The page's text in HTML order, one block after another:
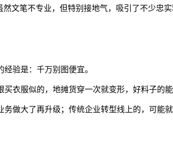
文笔不专业，但特别接地气，吸引了不少忠
验是：千万别图便宜。
衣服似的，地摊货穿一次就变形，好料子的
做大了再升级；传统企业转型线上的，可能就